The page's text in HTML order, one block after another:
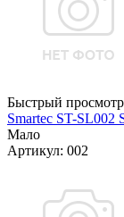
Быстрый просмотр
Smartec ST-SL002
Мало
Артикул: 002